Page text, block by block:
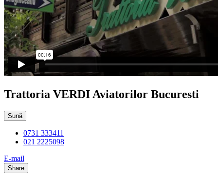
Trattoria VERDI Aviatorilor Bucuresti
Sună
0731 333411
021 2225098
E-mail
Share